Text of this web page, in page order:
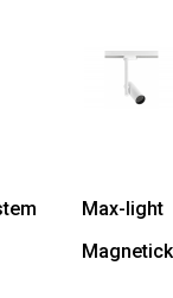
Max-light